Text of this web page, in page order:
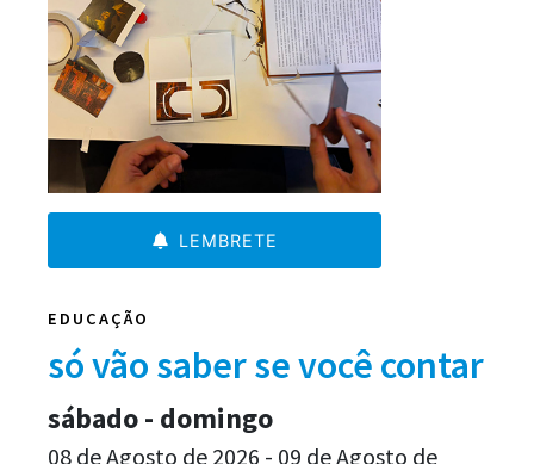
LEMBRETE
EDUCAÇÃO
só vão saber se você contar
sábado - domingo
08 de Agosto de 2026 - 09 de Agosto de